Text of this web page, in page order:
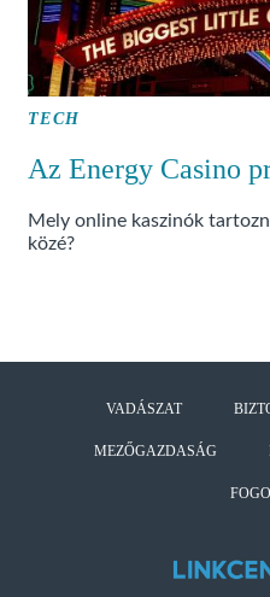
TECH
Az Energy Casino
Mely online kaszinók
közé?
VADÁSZAT
MEZŐGAZDASÁG